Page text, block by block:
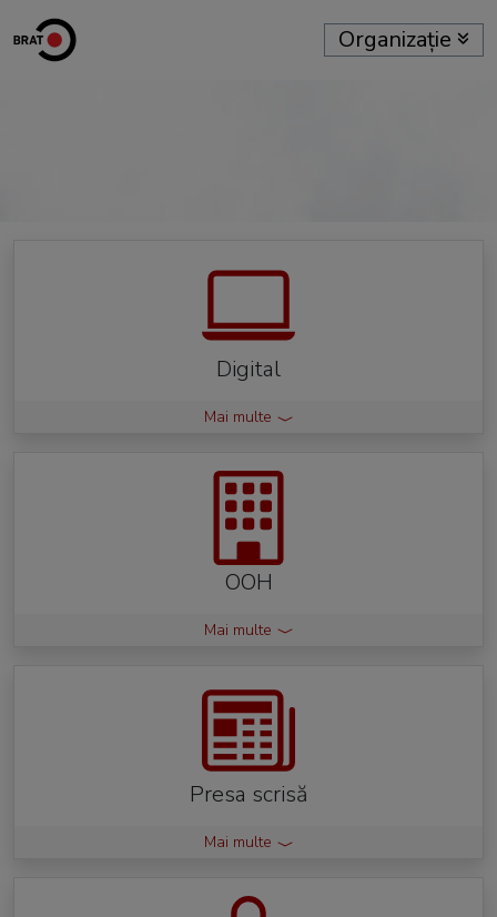
Organizație
Digital
Mai multe
OOH
Mai multe
Presa scrisă
Mai multe